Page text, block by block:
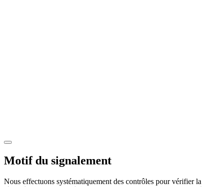
Motif du signalement
Nous effectuons systématiquement des contrôles pour vérifier la